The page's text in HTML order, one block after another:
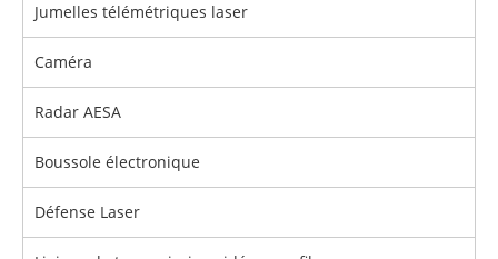
Jumelles télémétriques laser
Caméra
Radar AESA
Boussole électronique
Défense Laser